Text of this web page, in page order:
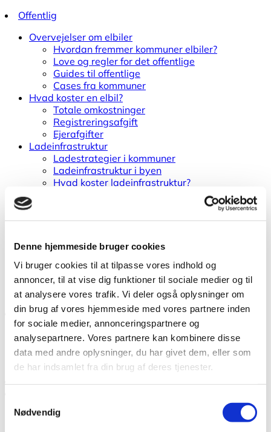
Denne hjemmeside bruger cookies
Vi bruger cookies til at tilpasse vores indhold og
annoncer, til at vise dig funktioner til sociale medier og til
at analysere vores trafik. Vi deler også oplysninger om
din brug af vores hjemmeside med vores partnere inden
for sociale medier, annonceringspartnere og
analysepartnere. Vores partnere kan kombinere disse
data med andre oplysninger, du har givet dem, eller som
de har indsamlet fra din brug af deres tjenester.
Nødvendig
Offentlig
Overvejelser om elbiler
Hvordan fremmer kommuner elbiler?
Love og regler for det offentlige
Guides til offentlige
Cases fra kommuner
Hvad koster en elbil?
Totale omkostninger
Registreringsafgift
Ejerafgifter
Ladeinfrastruktur
Ladestrategier i kommuner
Ladeinfrastruktur i byen
Hvad koster ladeinfrastruktur?
Ladeinfrastruktur i turistområder
Teknisk viden om
Brand i elbiler
Ordbog for elbiler
Elbilbatterier
Elbilers klimapåvirkning
Boligorganisationer
Planlægning af ladeløsninger
Vejledninger
Cases fra boligorganisationer
Beregning af totaleomkostninger